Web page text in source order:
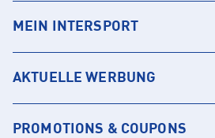
MEIN INTERSPORT
AKTUELLE WERBUNG
PROMOTIONS & COUPONS